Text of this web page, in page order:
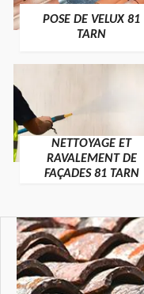
POSE DE VELUX 81
TARN
NETTOYAGE ET
RAVALEMENT DE
FAÇADES 81 TARN